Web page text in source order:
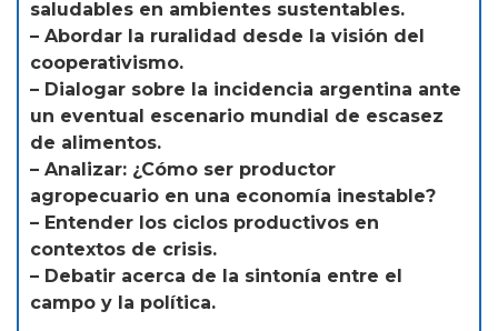
saludables en ambientes sustentables.
– Abordar la ruralidad desde la visión del
cooperativismo.
– Dialogar sobre la incidencia argentina ante
un eventual escenario mundial de escasez
de alimentos.
– Analizar: ¿Cómo ser productor
agropecuario en una economía inestable?
– Entender los ciclos productivos en
contextos de crisis.
– Debatir acerca de la sintonía entre el
campo y la política.